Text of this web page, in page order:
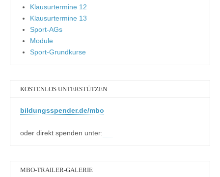
Klausurtermine 12
Klausurtermine 13
Sport-AGs
Module
Sport-Grundkurse
KOSTENLOS UNTERSTÜTZEN
bildungsspender.de/mbo
oder direkt spenden unter:
MBO-TRAILER-GALERIE